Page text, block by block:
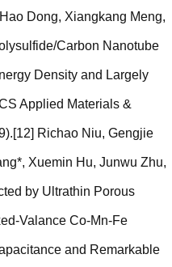
Dong, Xiangkang Meng,
Carbon Nanotube
Density and Largely
Applied Materials &
Richao Niu, Gengjie
Xuemin Hu, Junwu Zhu,
by Ultrathin Porous
Valance Co-Mn-Fe
and Remarkable